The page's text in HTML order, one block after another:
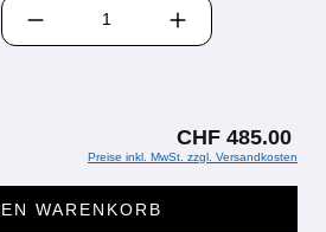
CHF 485.00
Preise inkl. MwSt. zzgl. Versandkosten
WARENKORB